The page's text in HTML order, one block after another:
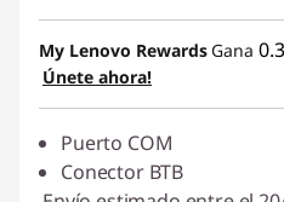
My Lenovo Rewards Gana
Únete ahora!
Puerto COM
Conector BTB